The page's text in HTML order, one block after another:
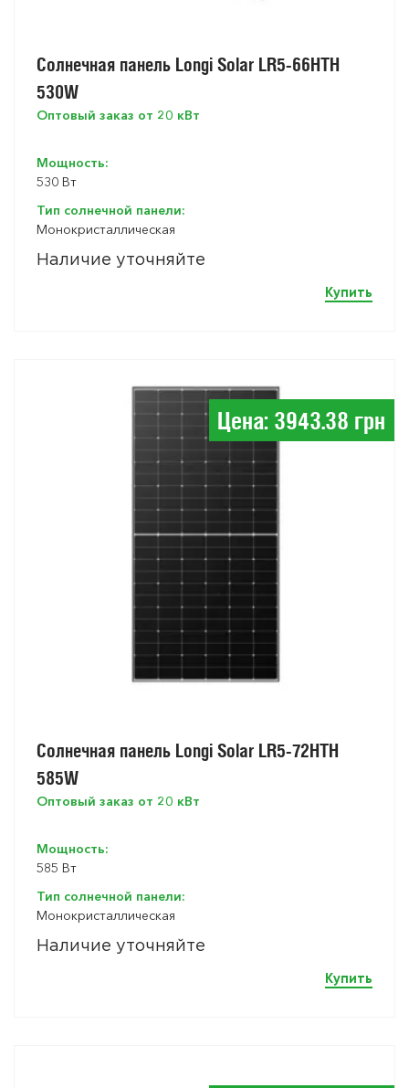
Солнечная панель Longi Solar LR5-66HTH
530W
Оптовый заказ от 20 кВт
Мощность:
530 Вт
Тип солнечной панели:
Монокристаллическая
Наличие уточняйте
Купить
Цена: 3943.38 грн
Солнечная панель Longi Solar LR5-72HTH
585W
Оптовый заказ от 20 кВт
Мощность:
585 Вт
Тип солнечной панели:
Монокристаллическая
Наличие уточняйте
Купить